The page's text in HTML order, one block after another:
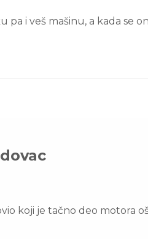
pa i veš mašinu, a kada se
koji je tačno deo motora